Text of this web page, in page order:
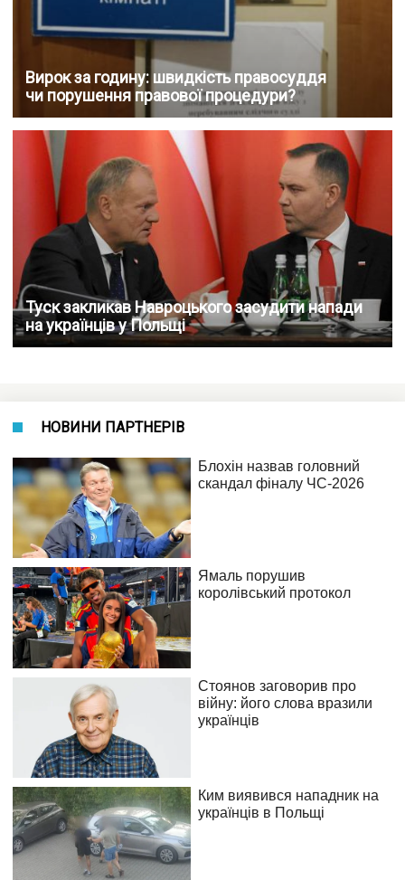
Вирок за годину: швидкість правосуддя
чи порушення правової процедури?
Туск закликав Навроцького засудити напади
на українців у Польщі
НОВИНИ ПАРТНЕРІВ